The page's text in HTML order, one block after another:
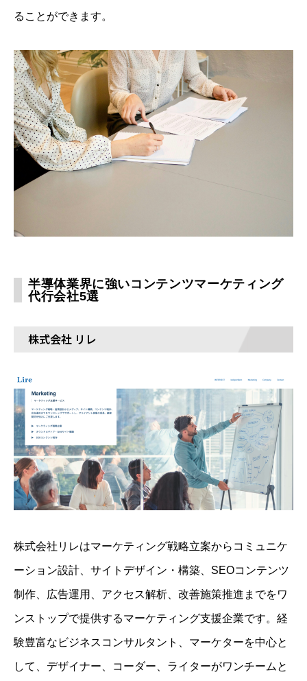
ることができます。
半導体業界に強いコンテンツマーケティング
代行会社5選
株式会社 リレ
株式会社リレはマーケティング戦略立案からコミュニケ
ーション設計、サイトデザイン・構築、SEOコンテンツ
制作、広告運用、アクセス解析、改善施策推進までをワ
ンストップで提供するマーケティング支援企業です。経
験豊富なビジネスコンサルタント、マーケターを中心と
して、デザイナー、コーダー、ライターがワンチームと